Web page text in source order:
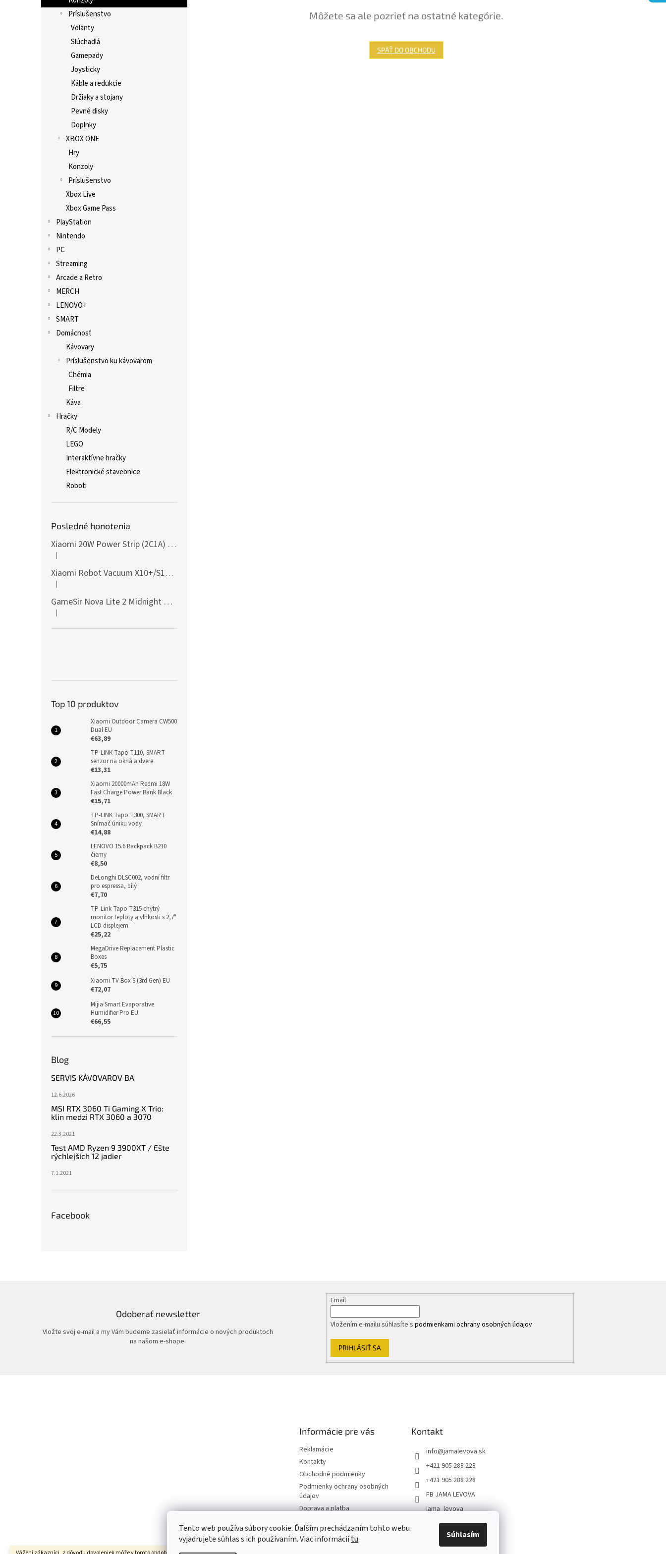
Tento web používa súbory cookie. Ďalším prechádzaním tohto webu
vyjadrujete súhlas s ich používaním. Viac informáciítu. Súhlasím
Príslušenstvo
Volanty
Slúchadlá
Gamepady
Joysticky
Káble a redukcie
Držiaky a stojany
Pevné disky
Doplnky
XBOX ONE
Hry
Konzoly
Príslušenstvo
Xbox Live
Xbox Game Pass
PlayStation
Nintendo
PC
Streaming
Arcade a Retro
MERCH
LENOVO+
SMART
Domácnosť
Kávovary
Príslušenstvo ku kávovarom
Chémia
Filtre
Káva
Hračky
R/C Modely
LEGO
Interaktívne hračky
Elektronické stavebnice
Roboti
Posledné honotenia
Xiaomi 20W Power Strip (2C1A) EU
Hodnotenie produktu je 5 z 5 hviezdičiek.
|
Xiaomi Robot Vacuum X10+/S10+/X10/X20+ Side Brush
Hodnotenie produktu je 5 z 5 hviezdičiek.
|
GameSir Nova Lite 2 Midnight Gray
Hodnotenie produktu je 5 z 5 hviezdičiek.
|
Top 10 produktov
Xiaomi Outdoor Camera CW500
Dual EU
€63,89
TP-LINK Tapo T110, SMART
senzor na okná a dvere
€13,31
Xiaomi 20000mAh Redmi 18W
Fast Charge Power Bank Black
€15,71
TP-LINK Tapo T300, SMART
Snímač úniku vody
€14,88
LENOVO 15.6 Backpack B210
čierny
€8,50
DeLonghi DLSC002, vodní filtr
pro espressa, bílý
€7,70
TP-Link Tapo T315 chytrý
monitor teploty a vlhkosti s 2,7"
LCD displejem
€25,22
MegaDrive Replacement Plastic
Boxes
€5,75
Xiaomi TV Box S (3rd Gen) EU
€72,07
Mijia Smart Evaporative
Humidifier Pro EU
€66,55
Blog
SERVIS KÁVOVAROV BA
12.6.2026
MSI RTX 3060 Ti Gaming X Trio:
klin medzi RTX 3060 a 3070
22.3.2021
Test AMD Ryzen 9 3900XT / Ešte
rýchlejších 12 jadier
7.1.2021
Facebook
Môžete sa ale pozrieť na ostatné kategórie.
SPÄŤ DO OBCHODU
Odoberať newsletter
Vložte svoj e-mail a my Vám budeme zasielať informácie o nových produktoch
na našom e-shope.
Email
Vložením e-mailu súhlasíte spodmienkami ochrany osobných údajov
PRIHLÁSIŤ SA
Informácie pre vás
Reklamácie
Kontakty
Obchodné podmienky
Podmienky ochrany osobných
údajov
Doprava a platba
Kontakt
info@jamalevova.sk
+421 905 288 228
+421 905 288 228
FB JAMA LEVOVA
jama_levova
JamaLevova
+421905288228